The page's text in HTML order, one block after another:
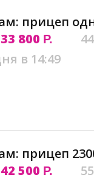
прицеп
33 800 Р.
в 14:49
прицеп
42 500 Р.